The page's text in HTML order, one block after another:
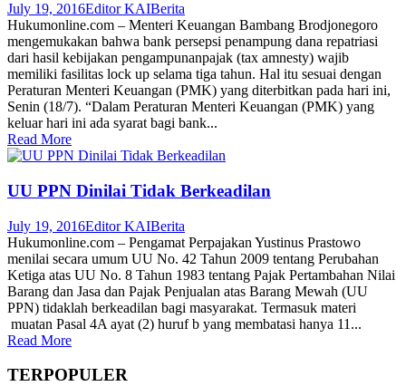
July 19, 2016Editor KAIBerita
Hukumonline.com – Menteri Keuangan Bambang Brodjonegoro
mengemukakan bahwa bank persepsi penampung dana repatriasi
dari hasil kebijakan pengampunanpajak (tax amnesty) wajib
memiliki fasilitas lock up selama tiga tahun. Hal itu sesuai dengan
Peraturan Menteri Keuangan (PMK) yang diterbitkan pada hari ini,
Senin (18/7). “Dalam Peraturan Menteri Keuangan (PMK) yang
keluar hari ini ada syarat bagi bank...
Read More
UU PPN Dinilai Tidak Berkeadilan
July 19, 2016Editor KAIBerita
Hukumonline.com – Pengamat Perpajakan Yustinus Prastowo
menilai secara umum UU No. 42 Tahun 2009 tentang Perubahan
Ketiga atas UU No. 8 Tahun 1983 tentang Pajak Pertambahan Nilai
Barang dan Jasa dan Pajak Penjualan atas Barang Mewah (UU
PPN) tidaklah berkeadilan bagi masyarakat. Termasuk materi
muatan Pasal 4A ayat (2) huruf b yang membatasi hanya 11...
Read More
TERPOPULER